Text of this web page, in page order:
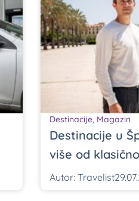
Destinacije, Magazin
Destinacije u
više od
Autor: Travelist